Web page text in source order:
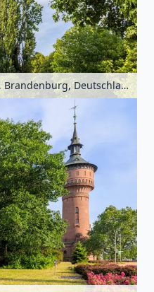
Wasserturm in Forst, Lausitz, Brandenburg, Deutschland